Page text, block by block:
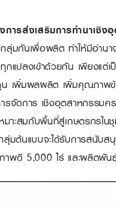
การส่งเสริมการทำนาเชิ
ลุ่มกันเพื่อผลิต ทำให้มีอำนา
กแปลงเข้าด้วยกัน เพียงแต่
เพิ่มผลผลิต เพิ่มคุณภาพข้
รจัดการ เชิงอุตสาหกรรม
หมาะสมกับพื้นที่สู่เกษตรกรใ
ลุ่มต้นแบบจะได้รับการสนับ
พดี 5,000 ไร่ และผลิตพัน